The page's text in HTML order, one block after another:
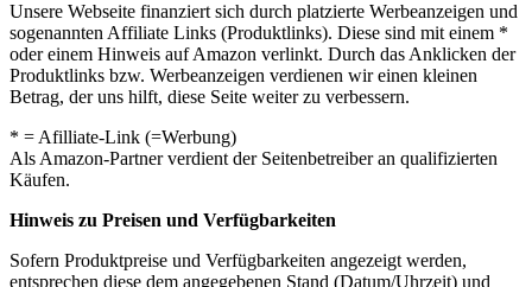
Unsere Webseite finanziert sich durch platzierte Werbeanzeigen und
sogenannten Affiliate Links (Produktlinks). Diese sind mit einem *
oder einem Hinweis auf Amazon verlinkt. Durch das Anklicken der
Produktlinks bzw. Werbeanzeigen verdienen wir einen kleinen
Betrag, der uns hilft, diese Seite weiter zu verbessern.
* = Afilliate-Link (=Werbung)
Als Amazon-Partner verdient der Seitenbetreiber an qualifizierten
Käufen.
Hinweis zu Preisen und Verfügbarkeiten
Sofern Produktpreise und Verfügbarkeiten angezeigt werden,
entsprechen diese dem angegebenen Stand (Datum/Uhrzeit) und